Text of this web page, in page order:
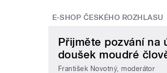
E-SHOP ČESKÉHO ROZHLASU
Přijměte pozvání na
doušek moudré
František Novotný, moderátor